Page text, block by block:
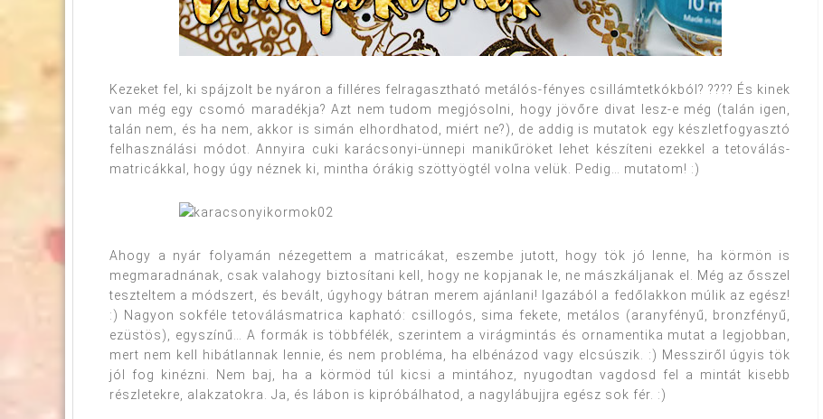
Kezeket fel, ki spájzolt be nyáron a filléres felragasztható metálós-fényes csillámtetkókból? ???? És kinek
van még egy csomó maradékja? Azt nem tudom megjósolni, hogy jövőre divat lesz-e még (talán igen,
talán nem, és ha nem, akkor is simán elhordhatod, miért ne?), de addig is mutatok egy készletfogyasztó
felhasználási módot. Annyira cuki karácsonyi-ünnepi manikűröket lehet készíteni ezekkel a tetoválás-
matricákkal, hogy úgy néznek ki, mintha órákig szöttyögtél volna velük. Pedig… mutatom! :)
Ahogy a nyár folyamán nézegettem a matricákat, eszembe jutott, hogy tök jó lenne, ha körmön is
megmaradnának, csak valahogy biztosítani kell, hogy ne kopjanak le, ne mászkáljanak el. Még az ősszel
teszteltem a módszert, és bevált, úgyhogy bátran merem ajánlani! Igazából a fedőlakkon múlik az egész!
:) Nagyon sokféle tetoválásmatrica kapható: csillogós, sima fekete, metálos (aranyfényű, bronzfényű,
ezüstös), egyszínű… A formák is többfélék, szerintem a virágmintás és ornamentika mutat a legjobban,
mert nem kell hibátlannak lennie, és nem probléma, ha elbénázod vagy elcsúszik. :) Messziről úgyis tök
jól fog kinézni. Nem baj, ha a körmöd túl kicsi a mintához, nyugodtan vagdosd fel a mintát kisebb
részletekre, alakzatokra. Ja, és lábon is kipróbálhatod, a nagylábujjra egész sok fér. :)